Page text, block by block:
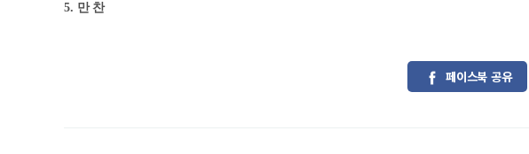
5. 만 찬
페이스북 공유